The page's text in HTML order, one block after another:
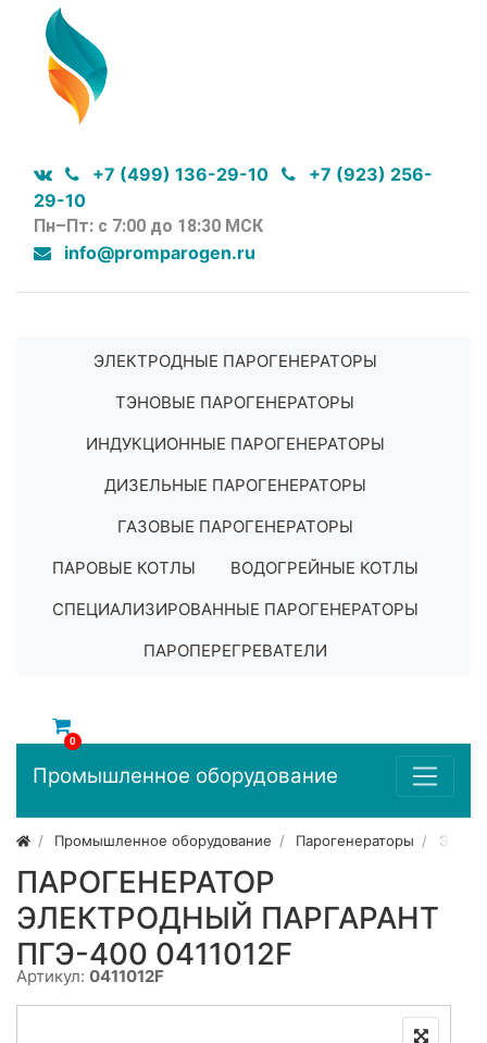
+7 (499) 136-29-10
+7 (923) 256-
29-10
Пн–Пт: с 7:00 до 18:30 МСК
info@promparogen.ru
ЭЛЕКТРОДНЫЕ ПАРОГЕНЕРАТОРЫ
ТЭНОВЫЕ ПАРОГЕНЕРАТОРЫ
ИНДУКЦИОННЫЕ ПАРОГЕНЕРАТОРЫ
ДИЗЕЛЬНЫЕ ПАРОГЕНЕРАТОРЫ
ГАЗОВЫЕ ПАРОГЕНЕРАТОРЫ
ПАРОВЫЕ КОТЛЫ
ВОДОГРЕЙНЫЕ КОТЛЫ
СПЕЦИАЛИЗИРОВАННЫЕ ПАРОГЕНЕРАТОРЫ
ПАРОПЕРЕГРЕВАТЕЛИ
0
Промышленное оборудование
Промышленное оборудование Парогенераторы
ПАРОГЕНЕРАТОР
ЭЛЕКТРОДНЫЙ ПАРГАРАНТ
ПГЭ-400 0411012F
Артикул: 0411012F